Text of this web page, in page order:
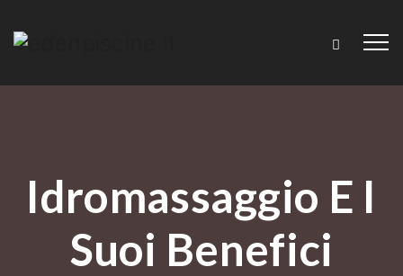
Idromassaggio E I
Suoi Benefici